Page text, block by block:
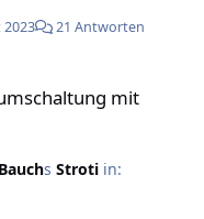
Irgendwie scheint sich
muss noch die
stimmt nicht mit
Adressierung?
2023 21 Antworten
mit
s Strotiin: